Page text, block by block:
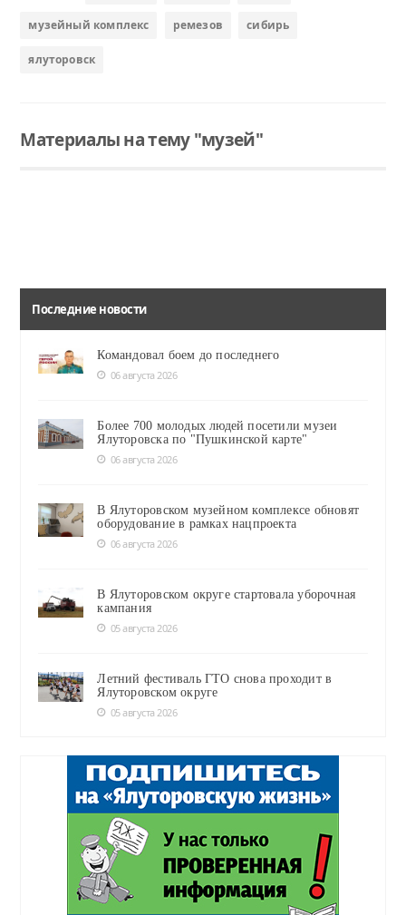
музейный комплекс ремезов сибирь
ялуторовск
Материалы на тему "музей"
Последние новости
Командовал боем до последнего
06 августа 2026
Более 700 молодых людей посетили музеи
Ялуторовска по "Пушкинской карте"
06 августа 2026
В Ялуторовском музейном комплексе обновят
оборудование в рамках нацпроекта
06 августа 2026
В Ялуторовском округе стартовала уборочная
кампания
05 августа 2026
Летний фестиваль ГТО снова проходит в
Ялуторовском округе
05 августа 2026